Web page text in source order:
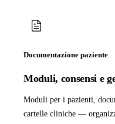
Documentazione paziente
Moduli, consensi e
Moduli per i pazienti,
cartelle cliniche —